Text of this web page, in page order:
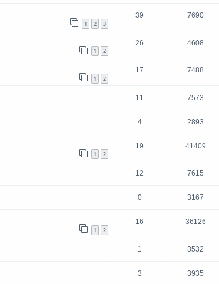
1 2 3
39 7690
1 2
26 4608
1 2
17 7488
11 7573
4 2893
1 2
19 41409
12 7615
0 3167
1 2
16 36126
1 3532
3 3935